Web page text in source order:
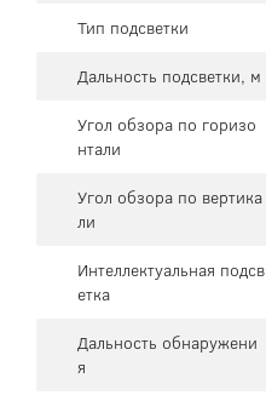
Тип подсветки
Дальность подсветки, м
Угол обзора по горизо
нтали
Угол обзора по вертика
ли
Интеллектуальная подсв
етка
Дальность обнаружени
я